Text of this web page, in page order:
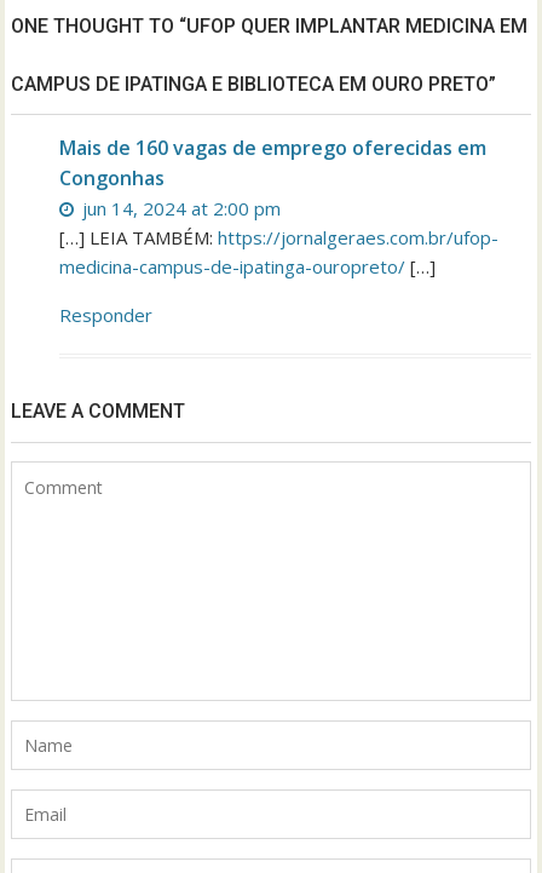
ONE THOUGHT TO “UFOP QUER IMPLANTAR MEDICINA EM
CAMPUS DE IPATINGA E BIBLIOTECA EM OURO PRETO”
Mais de 160 vagas de emprego oferecidas em
Congonhas
jun 14, 2024 at 2:00 pm
[…] LEIA TAMBÉM:https://jornalgeraes.com.br/ufop-
medicina-campus-de-ipatinga-ouropreto/ […]
Responder
LEAVE A COMMENT